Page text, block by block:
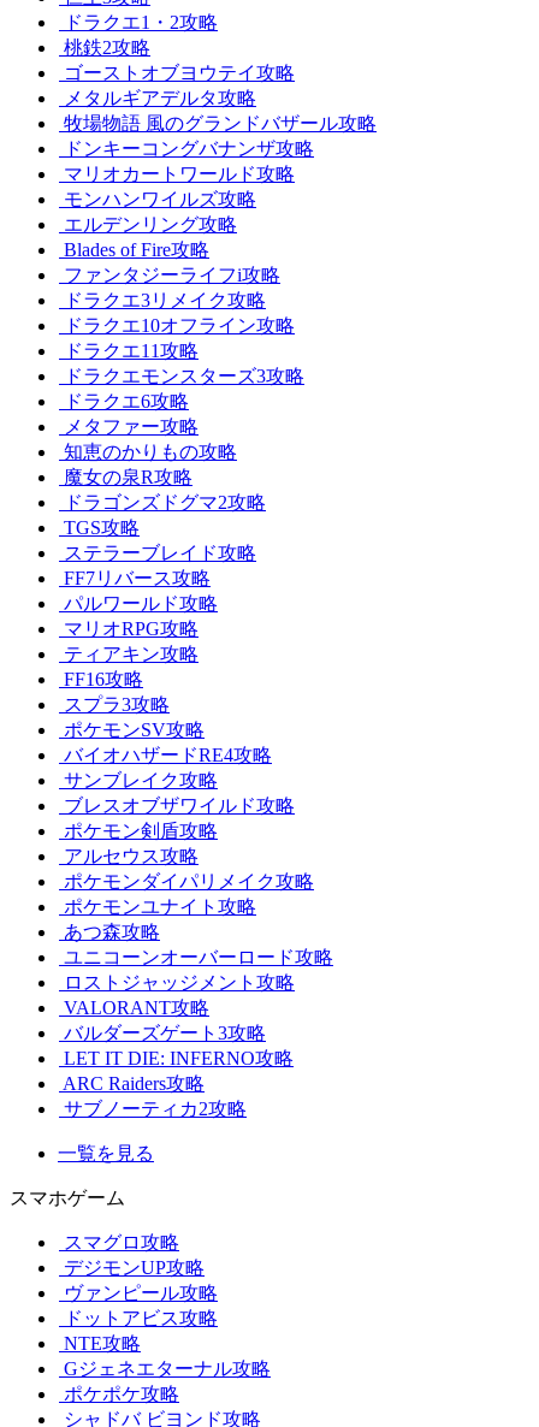
ドラクエ1・2攻略
桃鉄2攻略
ゴーストオブヨウテイ攻略
メタルギアデルタ攻略
牧場物語 風のグランドバザール攻略
ドンキーコングバナンザ攻略
マリオカートワールド攻略
モンハンワイルズ攻略
エルデンリング攻略
Blades of Fire攻略
ファンタジーライフi攻略
ドラクエ3リメイク攻略
ドラクエ10オフライン攻略
ドラクエ11攻略
ドラクエモンスターズ3攻略
ドラクエ6攻略
メタファー攻略
知恵のかりもの攻略
魔女の泉R攻略
ドラゴンズドグマ2攻略
TGS攻略
ステラーブレイド攻略
FF7リバース攻略
パルワールド攻略
マリオRPG攻略
ティアキン攻略
FF16攻略
スプラ3攻略
ポケモンSV攻略
バイオハザードRE4攻略
サンブレイク攻略
ブレスオブザワイルド攻略
ポケモン剣盾攻略
アルセウス攻略
ポケモンダイパリメイク攻略
ポケモンユナイト攻略
あつ森攻略
ユニコーンオーバーロード攻略
ロストジャッジメント攻略
VALORANT攻略
バルダーズゲート3攻略
LET IT DIE: INFERNO攻略
ARC Raiders攻略
サブノーティカ2攻略
一覧を見る
スマホゲーム
スマグロ攻略
デジモンUP攻略
ヴァンピール攻略
ドットアビス攻略
NTE攻略
Gジェネエターナル攻略
ポケポケ攻略
シャドバ ビヨンド攻略